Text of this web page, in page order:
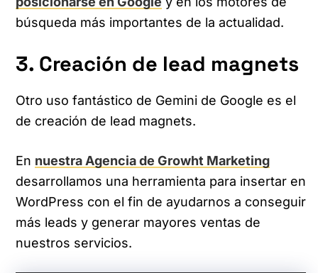
búsqueda más importantes de la actualidad.
3. Creación de lead magnets
Otro uso fantástico de Gemini de Google es el
de creación de lead magnets.
En nuestra Agencia de Growht Marketing
desarrollamos una herramienta para insertar en
WordPress con el fin de ayudarnos a conseguir
más leads y generar mayores ventas de
nuestros servicios.